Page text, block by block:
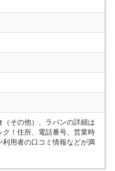
（その他）、ラパンの詳細は
ク！住所、電話番号、営業時
利用者の口コミ情報などが満